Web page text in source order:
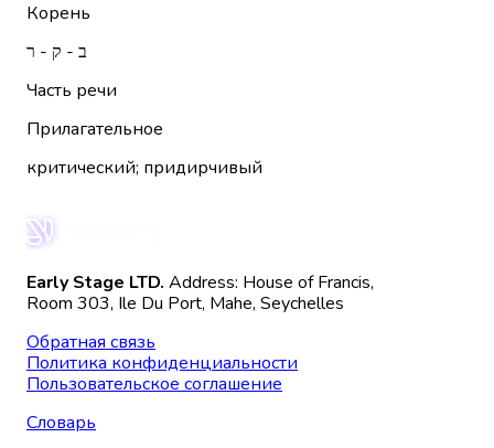
Корень
ב - ק - ר
Часть речи
Прилагательное
критический; придирчивый
Early Stage LTD. Address: House of Francis,
Room 303, Ile Du Port, Mahe, Seychelles
Обратная связь
Политика конфиденциальности
Пользовательское соглашение
Словарь